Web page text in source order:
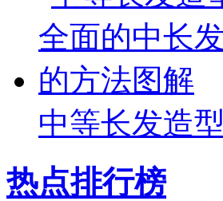
中等长发造
热点排行榜